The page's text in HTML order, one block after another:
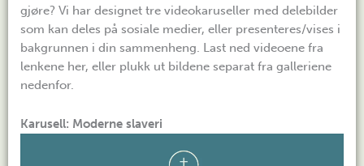
gjøre? Vi har designet tre videokaruseller med delebilder
som kan deles på sosiale medier, eller presenteres/vises i
bakgrunnen i din sammenheng. Last ned videoene fra
lenkene her, eller plukk ut bildene separat fra galleriene
nedenfor.
Karusell: Moderne slaveri